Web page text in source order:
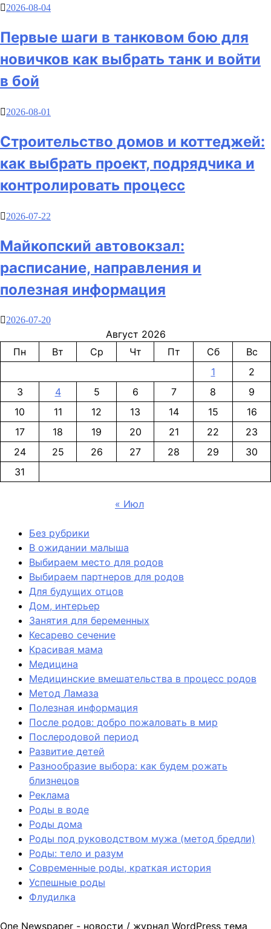
2026-08-04
Первые шаги в танковом бою для
новичков как выбрать танк и войти
в бой
2026-08-01
Строительство домов и коттеджей:
как выбрать проект, подрядчика и
контролировать процесс
2026-07-22
Майкопский автовокзал:
расписание, направления и
полезная информация
2026-07-20
Август 2026
Пн
Вт Ср Чт Пт Сб
Вс
1
2
3
4 5 6 7 8
9
10
11 12 13 14 15
16
17
18 19 20 21 22
23
24
25 26 27 28 29
30
31
« Июл
Без рубрики
В ожидании малыша
Выбираем место для родов
Выбираем партнеров для родов
Для будущих отцов
Дом, интерьер
Занятия для беременных
Кесарево сечение
Красивая мама
Медицина
Медицинские вмешательства в процесс родов
Метод Ламаза
Полезная информация
После родов: добро пожаловать в мир
Послеродовой период
Развитие детей
Разнообразие выбора: как будем рожать
близнецов
Реклама
Роды в воде
Роды дома
Роды под руководством мужа (метод бредли)
Роды: тело и разум
Современные роды, краткая история
Успешные роды
Флудилка
One Newspaper - новости / журнал WordPress тема